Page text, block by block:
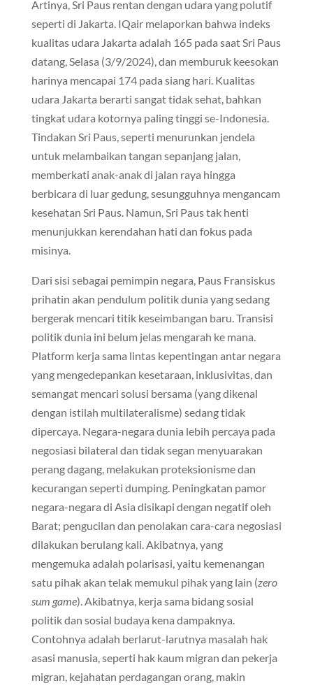
Artinya, Sri Paus rentan dengan udara yang polutif
seperti di Jakarta. IQair melaporkan bahwa indeks
kualitas udara Jakarta adalah 165 pada saat Sri Paus
datang, Selasa (3/9/2024), dan memburuk keesokan
harinya mencapai 174 pada siang hari. Kualitas
udara Jakarta berarti sangat tidak sehat, bahkan
tingkat udara kotornya paling tinggi se-Indonesia.
Tindakan Sri Paus, seperti menurunkan jendela
untuk melambaikan tangan sepanjang jalan,
memberkati anak-anak di jalan raya hingga
berbicara di luar gedung, sesungguhnya mengancam
kesehatan Sri Paus. Namun, Sri Paus tak henti
menunjukkan kerendahan hati dan fokus pada
misinya.
Dari sisi sebagai pemimpin negara, Paus Fransiskus
prihatin akan pendulum politik dunia yang sedang
bergerak mencari titik keseimbangan baru. Transisi
politik dunia ini belum jelas mengarah ke mana.
Platform kerja sama lintas kepentingan antar negara
yang mengedepankan kesetaraan, inklusivitas, dan
semangat mencari solusi bersama (yang dikenal
dengan istilah multilateralisme) sedang tidak
dipercaya. Negara-negara dunia lebih percaya pada
negosiasi bilateral dan tidak segan menyuarakan
perang dagang, melakukan proteksionisme dan
kecurangan seperti dumping. Peningkatan pamor
negara-negara di Asia disikapi dengan negatif oleh
Barat; pengucilan dan penolakan cara-cara negosiasi
dilakukan berulang kali. Akibatnya, yang
mengemuka adalah polarisasi, yaitu kemenangan
satu pihak akan telak memukul pihak yang lain (zero
sum game). Akibatnya, kerja sama bidang sosial
politik dan sosial budaya kena dampaknya.
Contohnya adalah berlarut-larutnya masalah hak
asasi manusia, seperti hak kaum migran dan pekerja
migran, kejahatan perdagangan orang, makin